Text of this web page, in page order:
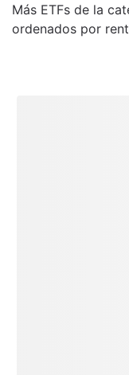
Más ETFs de la
ordenados por